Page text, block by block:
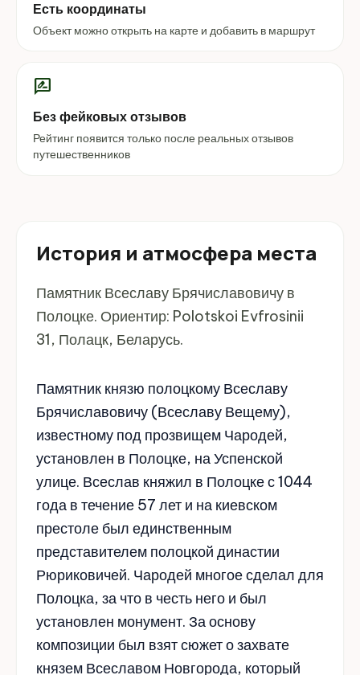
Есть координаты
Объект можно открыть на карте и добавить в маршрут
rate_review
Без фейковых отзывов
Рейтинг появится только после реальных отзывов
путешественников
История и атмосфера места
Памятник Всеславу Брячиславовичу в
Полоцке. Ориентир: Polotskoi Evfrosinii
31, Полацк, Беларусь.
Памятник князю полоцкому Всеславу
Брячиславовичу (Всеславу Вещему),
известному под прозвищем Чародей,
установлен в Полоцке, на Успенской
улице. Всеслав княжил в Полоцке с 1044
года в течение 57 лет и на киевском
престоле был единственным
представителем полоцкой династии
Рюриковичей. Чародей многое сделал для
Полоцка, за что в честь него и был
установлен монумент. За основу
композиции был взят сюжет о захвате
князем Всеславом Новгорода, который